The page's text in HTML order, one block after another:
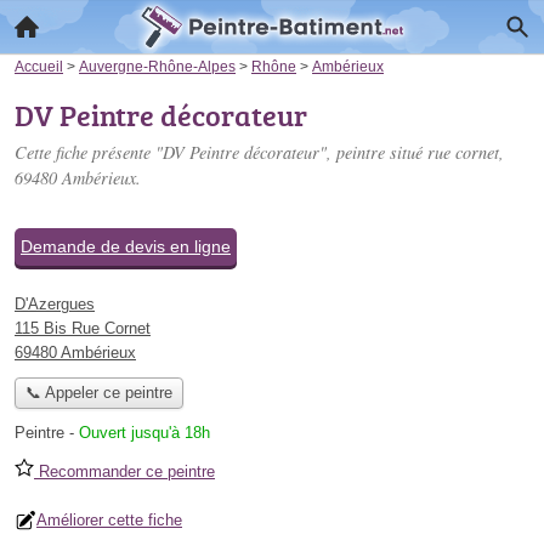
Accueil > Auvergne-Rhône-Alpes > Rhône > Ambérieux
DV Peintre décorateur
Cette fiche présente "DV Peintre décorateur", peintre situé rue cornet,
69480 Ambérieux.
Demande de devis en ligne
D'Azergues
115 Bis Rue Cornet
69480 Ambérieux
📞 Appeler ce peintre
Peintre - Ouvert jusqu'à 18h
Recommander ce peintre
Améliorer cette fiche